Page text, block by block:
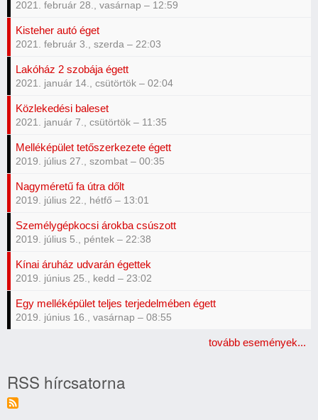
2021. február 28., vasárnap – 12:59
Kisteher autó éget
2021. február 3., szerda – 22:03
Lakóház 2 szobája égett
2021. január 14., csütörtök – 02:04
Közlekedési baleset
2021. január 7., csütörtök – 11:35
Melléképület tetőszerkezete égett
2019. július 27., szombat – 00:35
Nagyméretű fa útra dőlt
2019. július 22., hétfő – 13:01
Személygépkocsi árokba csúszott
2019. július 5., péntek – 22:38
Kínai áruház udvarán égettek
2019. június 25., kedd – 23:02
Egy melléképület teljes terjedelmében égett
2019. június 16., vasárnap – 08:55
tovább események...
RSS hírcsatorna